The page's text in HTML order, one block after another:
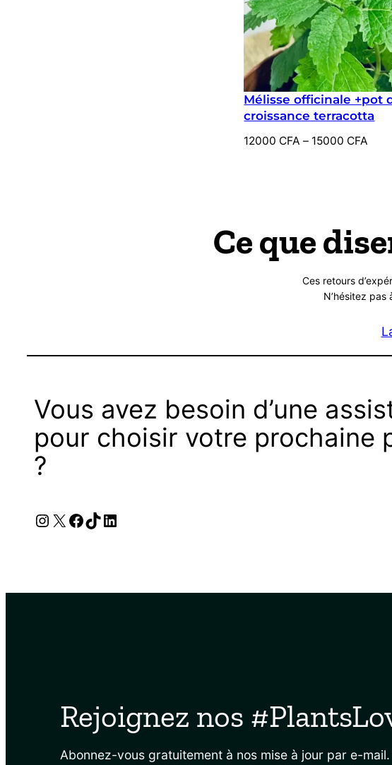
Mélisse officinale +pot
croissance terracotta
12000 CFA – 15000 CFA
Plage
Ce que
Ces retours
N’hésitez pas
Vous avez besoin d’une
pour choisir votre prochaine
?
Instagram
X Facebook
TikTok
LinkedIn
Rejoignez nos
Abonnez-vous gratuitement à nos mise à jour par e-